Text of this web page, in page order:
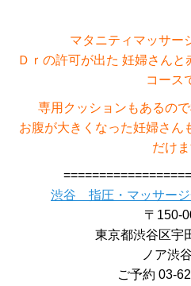
マタニティマッサー
Ｄｒの許可が出た 妊婦さん
コース
専用クッションもあるの
お腹が大きくなった妊婦さん
だけ
渋谷 指圧・マッサージ
〒150-
東京都渋谷区宇
ノア渋
ご予約 03-